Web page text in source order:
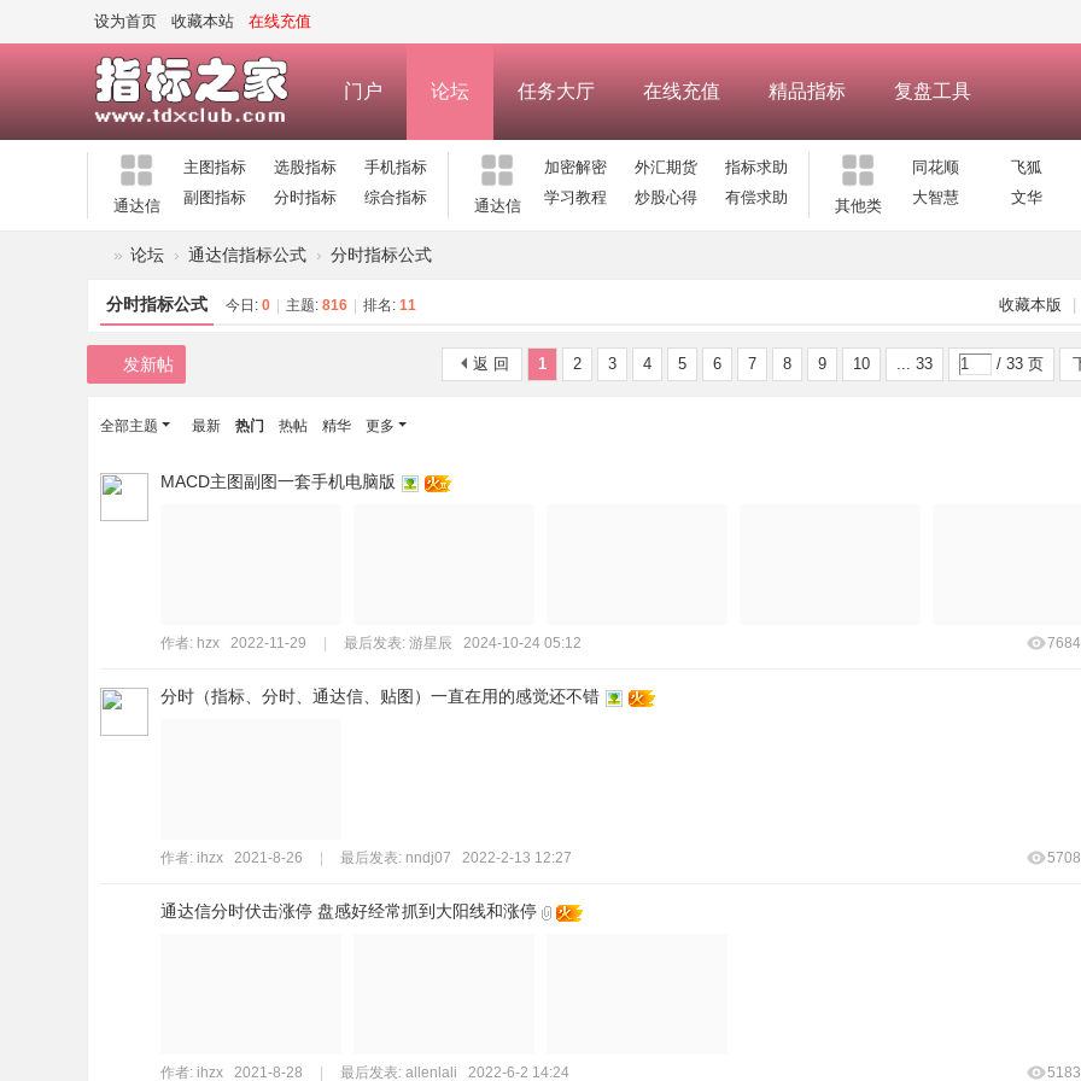
设为首页 收藏本站 在线充值
门户 论坛 任务大厅 在线充值 精品指标 复盘工具
通达信
主图指标 选股指标
手机指标
副图指标
分时指标 综合指标 通达信
加密解密 外汇期货
指标求助
学习教程
炒股心得 有偿求助 其他类
同花顺 飞狐
大智慧
文华
标
—
式
码
» 论坛 › 通达信指标公式 › 分时指标公式
收藏本版
分时指标公式 今日: 0 主题: 816 排名: 11
1 2 3 4 5 6 7 8 9 10 ... 33 / 33 页
返 回
发新帖
全部主题 最新 热门 热帖 精华 更多
MACD主图副图一套手机电脑版
作者: hzx 2022-11-29 最后发表: 游星辰 2024-10-24 05:12 7684
分时（指标、分时、通达信、贴图）一直在用的感觉还不错
作者: ihzx 2021-8-26 最后发表: nndj07 2022-2-13 12:27 5708
通达信分时伏击涨停 盘感好经常抓到大阳线和涨停
作者: ihzx 2021-8-28 最后发表: allenlali 2022-6-2 14:24 5183